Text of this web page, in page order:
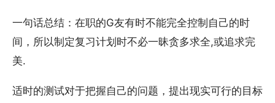
一句话总结：在职的G友有时不能完全控制自己的时
间，所以制定复习计划时不必一昧贪多求全,或追求完
美.
适时的测试对于把握自己的问题，提出现实可行的目标